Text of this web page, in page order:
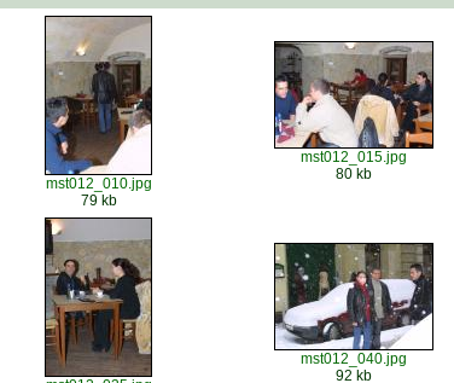
mst012_010.jpg
79 kb
mst012_015.jpg
80 kb
mst012_040.jpg
92 kb